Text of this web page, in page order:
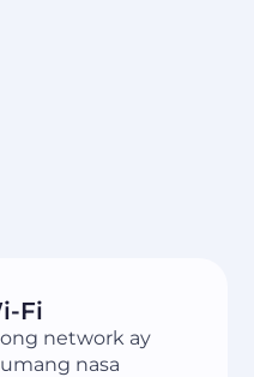
Fi
network ay
nasa